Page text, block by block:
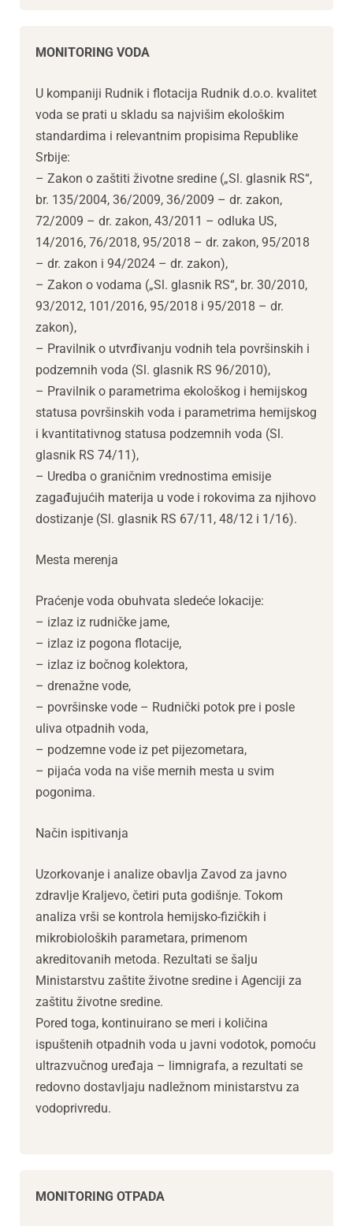
MONITORING VODA
U kompaniji Rudnik i flotacija Rudnik d.o.o. kvalitet
voda se prati u skladu sa najvišim ekološkim
standardima i relevantnim propisima Republike
Srbije:
– Zakon o zaštiti životne sredine („Sl. glasnik RS“,
br. 135/2004, 36/2009, 36/2009 – dr. zakon,
72/2009 – dr. zakon, 43/2011 – odluka US,
14/2016, 76/2018, 95/2018 – dr. zakon, 95/2018
– dr. zakon i 94/2024 – dr. zakon),
– Zakon o vodama („Sl. glasnik RS“, br. 30/2010,
93/2012, 101/2016, 95/2018 i 95/2018 – dr.
zakon),
– Pravilnik o utvrđivanju vodnih tela površinskih i
podzemnih voda (Sl. glasnik RS 96/2010),
– Pravilnik o parametrima ekološkog i hemijskog
statusa površinskih voda i parametrima hemijskog
i kvantitativnog statusa podzemnih voda (Sl.
glasnik RS 74/11),
– Uredba o graničnim vrednostima emisije
zagađujućih materija u vode i rokovima za njihovo
dostizanje (Sl. glasnik RS 67/11, 48/12 i 1/16).
Mesta merenja
Praćenje voda obuhvata sledeće lokacije:
– izlaz iz rudničke jame,
– izlaz iz pogona flotacije,
– izlaz iz bočnog kolektora,
– drenažne vode,
– površinske vode – Rudnički potok pre i posle
uliva otpadnih voda,
– podzemne vode iz pet pijezometara,
– pijaća voda na više mernih mesta u svim
pogonima.
Način ispitivanja
Uzorkovanje i analize obavlja Zavod za javno
zdravlje Kraljevo, četiri puta godišnje. Tokom
analiza vrši se kontrola hemijsko-fizičkih i
mikrobioloških parametara, primenom
akreditovanih metoda. Rezultati se šalju
Ministarstvu zaštite životne sredine i Agenciji za
zaštitu životne sredine.
Pored toga, kontinuirano se meri i količina
ispuštenih otpadnih voda u javni vodotok, pomoću
ultrazvučnog uređaja – limnigrafa, a rezultati se
redovno dostavljaju nadležnom ministarstvu za
vodoprivredu.
MONITORING OTPADA